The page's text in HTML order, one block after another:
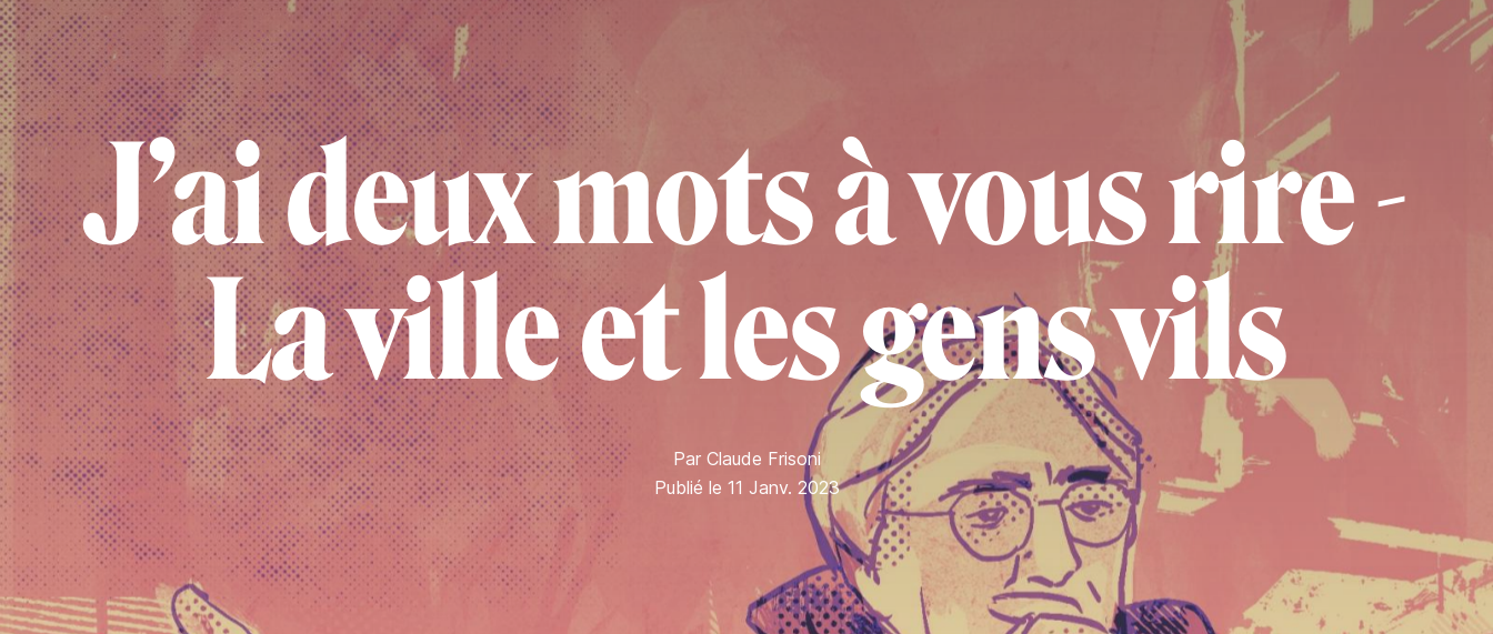
J’ai deux mots à vous rire -
La ville et les gens vils
Par Claude Frisoni
Publié le 11 Janv. 2023